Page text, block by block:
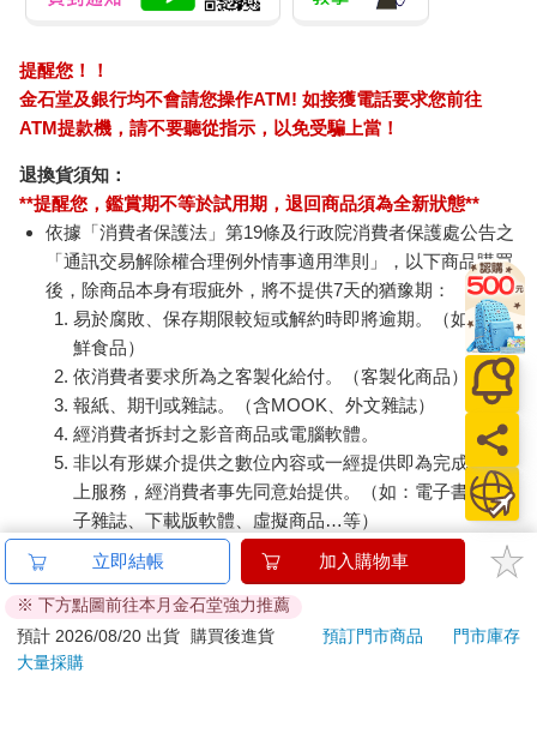
「資訊選擇」—— 選擇接受哪些隱私條款？選擇相信哪些資訊來
「政策選擇」—— 是制定嚴格的個資保護法，還是允許企業自由
蒐集資料？是優先國家安全而限制資訊流通，還是保障資訊自
由？是積極打擊假消息，還是維護開放討論空間？
個人的資訊選擇與政府的政策選擇交織互動，共同形塑了我們的
數位生活環境。當我們選擇使用某個平臺、相信某則新聞、或決
定分享個人資訊時，我們不僅是政策的「受影響者」，更是資訊
生態的「共同建構者」。這種個人選擇與政策選擇的動態關係，
就是「資訊政策」的核心意涵。
資訊是什麼？
資訊具多重特質。布拉曼指出關於資訊的定義是一個複雜的課
題。在回顧數百種定義後，她將資訊的特質歸納為六種相互關
聯，卻又各自獨立，指向不同的內涵，這六種資訊的內涵又可以
將之歸納為以下三個層面討論：
物質與經濟層面
• 資訊作為一種資源（resource）：強調資訊的經濟價值和可開發
利用的特性；
• 資訊作為一種商品（commodity）：突出資訊的可交易性和市場
從物質與經濟層面來看，資訊可以是一種資源，就像石油或礦產
一樣，具有可開發和利用的實用價值。以此為基礎，政策制定者
便會著重於建立國家圖書館等基礎設施，確保資訊的有效獲取與
管理。此外，資訊也可以是一種商品，具有可被買賣的市場屬
性。在這種認知下，相關政策如著作權法和專利法便應運而生，
旨在保護資訊創造者的權益，鼓勵市場創新。
提醒您！！
金石堂及銀行均不會請您操作ATM! 如接獲電話要求您前往
ATM提款機，請不要聽從指示，以免受騙上當！
退換貨須知：
**提醒您，鑑賞期不等於試用期，退回商品須為全新狀態**
依據「消費者保護法」第19條及行政院消費者保護處公告之
「通訊交易解除權合理例外情事適用準則」，以下商品購買
後，除商品本身有瑕疵外，將不提供7天的猶豫期：
易於腐敗、保存期限較短或解約時即將逾期。（如：生
鮮食品）
依消費者要求所為之客製化給付。（客製化商品）
報紙、期刊或雜誌。（含MOOK、外文雜誌）
經消費者拆封之影音商品或電腦軟體。
非以有形媒介提供之數位內容或一經提供即為完成之線
上服務，經消費者事先同意始提供。（如：電子書、電
子雜誌、下載版軟體、虛擬商品…等）
已拆封之個人衛生用品。（如：內衣褲、刮鬍刀、除毛
若非上列種類商品，均享有到貨7天的猶豫期（含例假
日）。
辦理退換貨時，商品（組合商品恕無法接受單獨退貨）必須
立即結帳 加入購物車
※ 下方點圖前往本月金石堂強力推薦
預計 2026/08/20 出貨
購買後進貨 預訂門市商品
門市庫存
大量採購